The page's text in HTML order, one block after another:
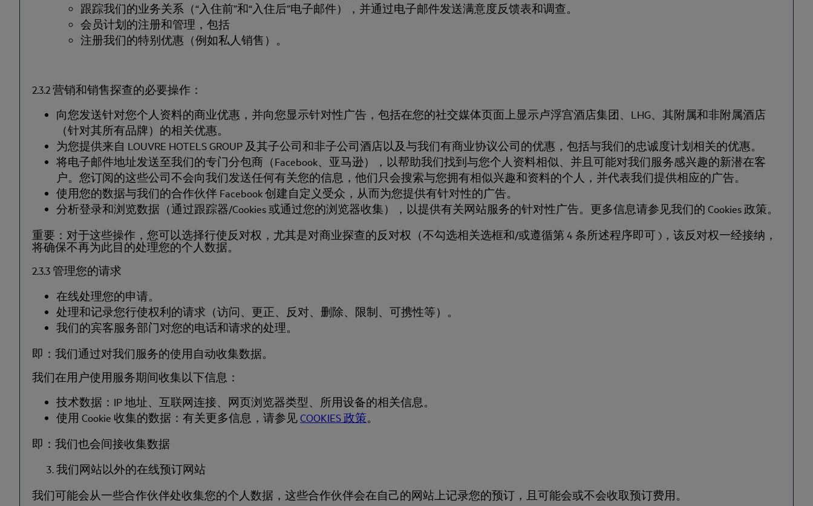
跟踪我们的业务关系（“入住前”和“入住后”电子邮件），并通过电子邮件发送满意度反馈表和调查。
会员计划的注册和管理，包括
注册我们的特别优惠（例如私人销售）。
2.3.2 营销和销售探查的必要操作：
向您发送针对您个人资料的商业优惠，并向您显示针对性广告，包括在您的社交媒体页面上显示卢浮宫酒店集团、LHG、其附属和非附属酒店
（针对其所有品牌）的相关优惠。
为您提供来自 LOUVRE HOTELS GROUP 及其子公司和非子公司酒店以及与我们有商业协议公司的优惠，包括与我们的忠诚度计划相关的优惠。
将电子邮件地址发送至我们的专门分包商（Facebook、亚马逊），以帮助我们找到与您个人资料相似、并且可能对我们服务感兴趣的新潜在客
户。您订阅的这些公司不会向我们发送任何有关您的信息，他们只会搜索与您拥有相似兴趣和资料的个人，并代表我们提供相应的广告。
使用您的数据与我们的合作伙伴 Facebook 创建自定义受众，从而为您提供有针对性的广告。
分析登录和浏览数据（通过跟踪器/Cookies 或通过您的浏览器收集），以提供有关网站服务的针对性广告。更多信息请参见我们的 Cookies 政策。
重要：对于这些操作，您可以选择行使反对权，尤其是对商业探查的反对权（不勾选相关选框和/或遵循第 4 条所述程序即可 )，该反对权一经接纳，
将确保不再为此目的处理您的个人数据。
2.3.3 管理您的请求
在线处理您的申请。
处理和记录您行使权利的请求（访问、更正、反对、删除、限制、可携性等）。
我们的宾客服务部门对您的电话和请求的处理。
即：我们通过对我们服务的使用自动收集数据。
我们在用户使用服务期间收集以下信息：
技术数据：IP 地址、互联网连接、网页浏览器类型、所用设备的相关信息。
使用 Cookie 收集的数据：有关更多信息，请参见COOKIES 政策。
即：我们也会间接收集数据
我们网站以外的在线预订网站
我们可能会从一些合作伙伴处收集您的个人数据，这些合作伙伴会在自己的网站上记录您的预订，且可能会或不会收取预订费用。